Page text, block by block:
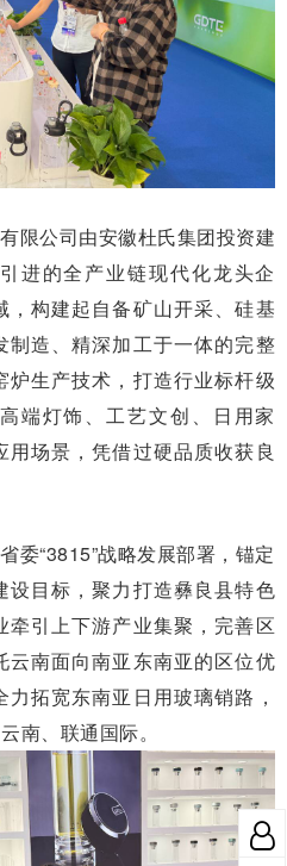
限公司由安徽杜氏集团投资建
进的全产业链现代化龙头企
构建起自备矿山开采、硅基
造、精深加工于一体的完整
生产技术，打造行业标杆级
端灯饰、工艺文创、日用家
场景，凭借过硬品质收获良
委“3815”战略发展部署，锚定
目标，聚力打造彝良县特色
引上下游产业集聚，完善区
南面向南亚东南亚的区位优
拓宽东南亚日用玻璃销路，
南、联通国际。